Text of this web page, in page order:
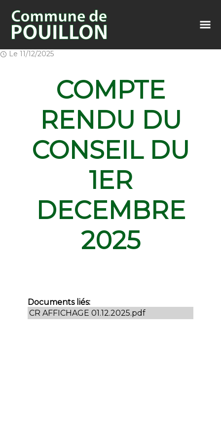
Le 11/12/2025
COMPTE
RENDU DU
CONSEIL DU
1ER
DECEMBRE
2025
Documents liés:
CR AFFICHAGE 01.12.2025.pdf